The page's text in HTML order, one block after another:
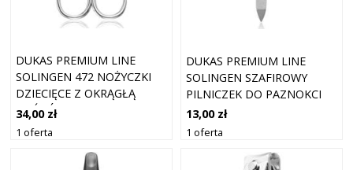
DUKAS PREMIUM LINE
SOLINGEN 472 NOŻYCZKI
DZIECIĘCE Z OKRĄGŁĄ
KOŃCÓWKĄ 9 CM
34,00 zł
1 oferta
DUKAS PREMIUM LINE
SOLINGEN SZAFIROWY
PILNICZEK DO PAZNOKCI
DO PAZNOKCI 13 CM
13,00 zł
1 oferta